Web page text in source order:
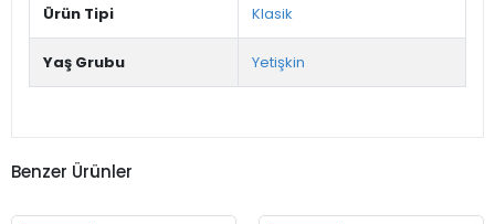
Ürün Tipi Klasik
Yaş Grubu Yetişkin
Benzer Ürünler